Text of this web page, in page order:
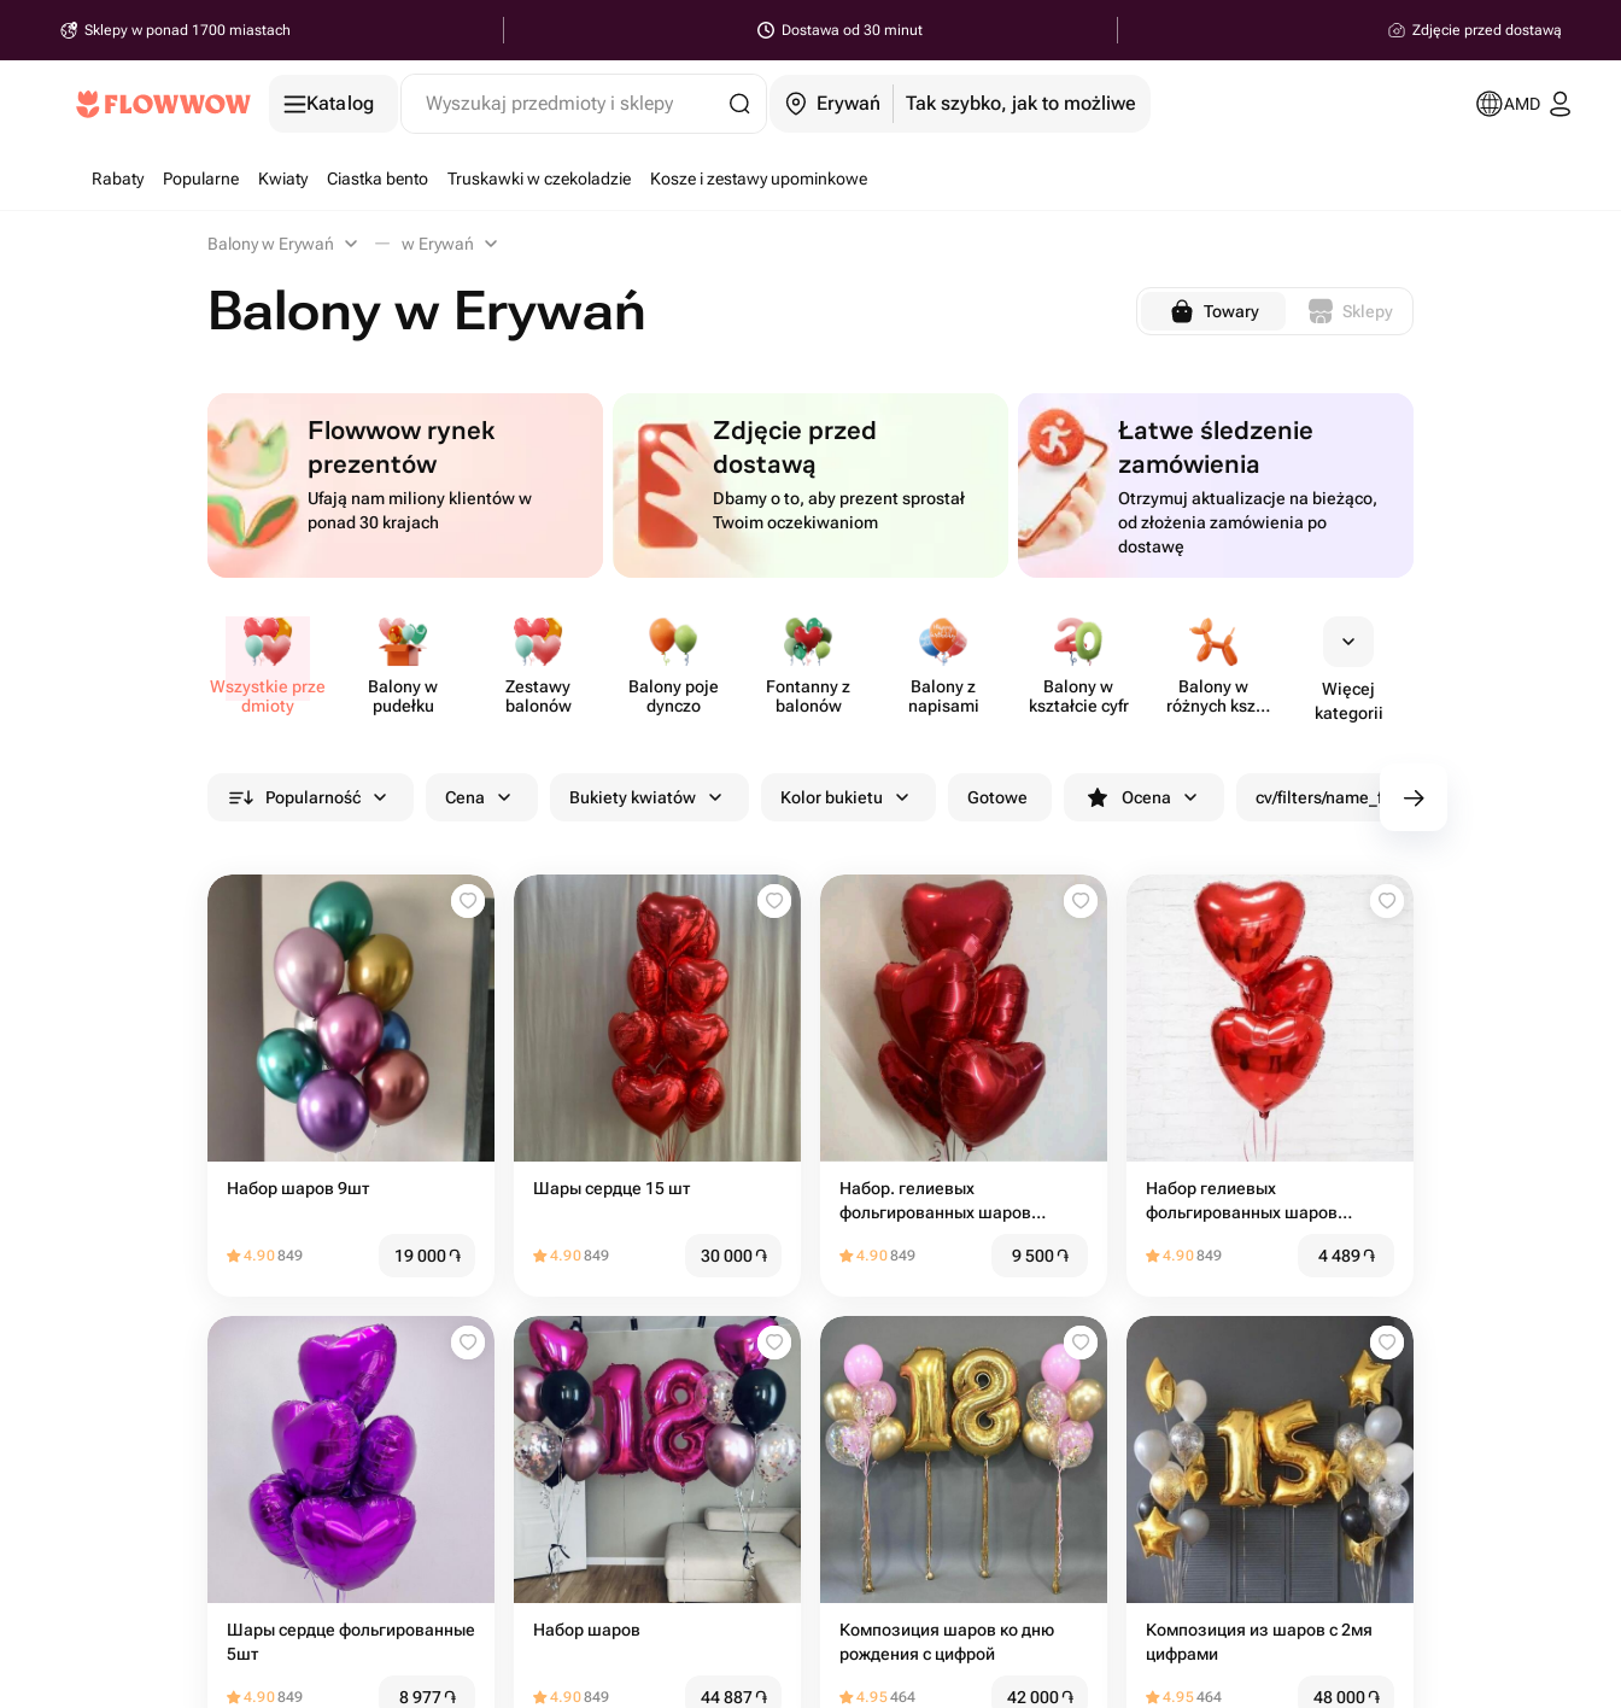
Sklepy w ponad 1700 miastach Dostawa od 30 minut Zdjęcie przed dostawą
Katalog Wyszukaj przedmioty i sklepy Erywań Tak szybko, jak to możliwe AMD
Rabaty Popularne Kwiaty Ciastka bento Truskawki w czekoladzie Kosze i zestawy upominkowe
Balony w Erywań w Erywań
Balony w Erywań Towary Sklepy
Flowwow rynek
prezentów
Ufają nam miliony klientów w
ponad 30 krajach
Zdjęcie przed
dostawą
Dbamy o to, aby prezent sprostał
Twoim oczekiwaniom
Łatwe śledzenie
zamówienia
Otrzymuj aktualizacje na bieżąco,
od złożenia zamówienia po
dostawę
Wszystkie prze​
dmioty
Balony w
pudełku
Zestawy
balonów
Balony poje​
dynczo
Fontanny z
balonów
Balony z
napisami
Balony w
kształcie cyfr
Balony w
różnych kszt​
Więcej
kategorii
Popularność Cena Bukiety kwiatów Kolor bukietu Gotowe Ocena cv/filters/name_fast_delivery
Набор шаров 9шт
4.90849 19 000֏
Шары сердце 15 шт
4.90849 30 000֏
Набор. гелиевых
фольгированных шаров
4.90849 9 500֏
Набор гелиевых
фольгированных шаров
4.90849 4 489֏
Шары сердце фольгированные
5шт
4.90849 8 977֏
Набор шаров
4.90849 44 887֏
Композиция шаров ко дню
рождения с цифрой
4.95464 42 000֏
Композиция из шаров с 2мя
цифрами
4.95464 48 000֏